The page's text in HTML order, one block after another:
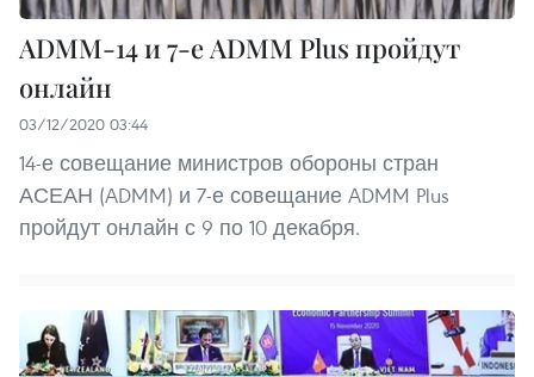
ADMM-14 и 7-е ADMM Plus пройдут
онлайн
03/12/2020 03:44
14-е совещание министров обороны стран
АСЕАН (ADMM) и 7-е совещание ADMM Plus
пройдут онлайн с 9 по 10 декабря.